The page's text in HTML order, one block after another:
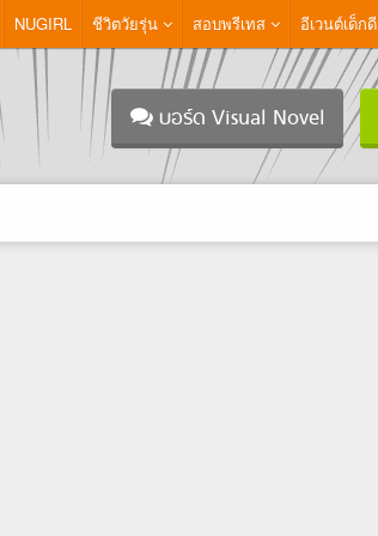
NUGIRL ชีวิตวัยรุ่น สอบพรีเทส อีเวนต์เด็กดี
บอร์ด Visual Novel